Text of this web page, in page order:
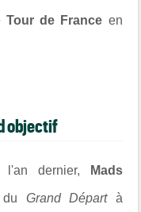
Tour de France en
objectif
dernier, Mads
du Grand Départà